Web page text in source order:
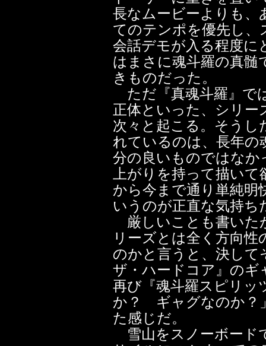
長なムービーよりも
てのテンポを優先し
会話デモが入る程度に
はまさに魂斗羅の真髄
きものだった。
ただ『真魂斗羅』で
正体といった、シリー
次々と起こる。そうし
れているのは、長年の
分の良いものではなか
上がりを持って描い
から今まで通り単純明
いうのが正直な気持ち
厳しいことも書いた
リーズとは全く方向
のかと言うと、決して
ザ・ハードコア』のギ
再び『魂斗羅スピリッ
か？ ギャグなのか？
た感じだ。
雪山をスノーボード